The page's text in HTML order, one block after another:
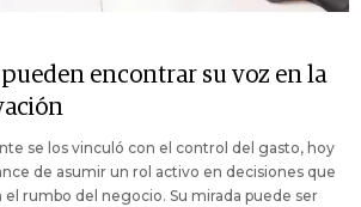
pueden encontrar su voz en la
se los vinculó con el control del gasto, hoy
de asumir un rol activo en decisiones que
rumbo del negocio. Su mirada puede ser